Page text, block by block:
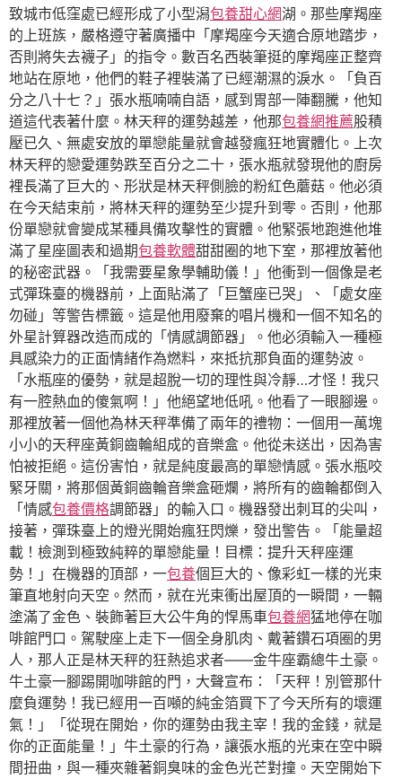
致城市低窪處已經形成了小型潟包養甜心網湖。那些摩羯座
的上班族，嚴格遵守著廣播中「摩羯座今天適合原地踏步，
否則將失去襪子」的指令。數百名西裝筆挺的摩羯座正整齊
地站在原地，他們的鞋子裡裝滿了已經潮濕的淚水。「負百
分之八十七？」張水瓶喃喃自語，感到胃部一陣翻騰，他知
道這代表著什麼。林天秤的運勢越差，他那包養網推薦股積
壓已久、無處安放的單戀能量就會越發瘋狂地實體化。上次
林天秤的戀愛運勢跌至百分之二十，張水瓶就發現他的廚房
裡長滿了巨大的、形狀是林天秤側臉的粉紅色蘑菇。他必須
在今天結束前，將林天秤的運勢至少提升到零。否則，他那
份單戀就會變成某種具備攻擊性的實體。他緊張地跑進他堆
滿了星座圖表和過期包養軟體甜甜圈的地下室，那裡放著他
的秘密武器。「我需要星象學輔助儀！」他衝到一個像是老
式彈珠臺的機器前，上面貼滿了「巨蟹座已哭」、「處女座
勿碰」等警告標籤。這是他用廢棄的唱片機和一個不知名的
外星計算器改造而成的「情感調節器」。他必須輸入一種極
具感染力的正面情緒作為燃料，來抵抗那負面的運勢波。
「水瓶座的優勢，就是超脫一切的理性與冷靜…才怪！我只
有一腔熱血的傻氣啊！」他絕望地低吼。他看了一眼腳邊。
那裡放著一個他為林天秤準備了兩年的禮物：一個用一萬塊
小小的天秤座黃銅齒輪組成的音樂盒。他從未送出，因為害
怕被拒絕。這份害怕，就是純度最高的單戀情感。張水瓶咬
緊牙關，將那個黃銅齒輪音樂盒砸爛，將所有的齒輪都倒入
「情感包養價格調節器」的輸入口。機器發出刺耳的尖叫，
接著，彈珠臺上的燈光開始瘋狂閃爍，發出警告。「能量超
載！檢測到極致純粹的單戀能量！目標：提升天秤座運
勢！」在機器的頂部，一包養個巨大的、像彩虹一樣的光束
筆直地射向天空。然而，就在光束衝出屋頂的一瞬間，一輛
塗滿了金色、裝飾著巨大公牛角的悍馬車包養網猛地停在咖
啡館門口。駕駛座上走下一個全身肌肉、戴著鑽石項圈的男
人，那人正是林天秤的狂熱追求者——金牛座霸總牛土豪。
牛土豪一腳踢開咖啡館的門，大聲宣布：「天秤！別管那什
麼負運勢！我已經用一百噸的純金箔買下了今天所有的壞運
氣！」「從現在開始，你的運勢由我主宰！我的金錢，就是
你的正面能量！」牛土豪的行為，讓張水瓶的光束在空中瞬
間扭曲，與一種夾雜著銅臭味的金色光芒對撞。天空開始下